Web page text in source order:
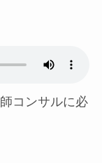
コンサルに必